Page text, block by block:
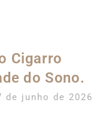
Cigarro
do Sono.
de junho de 2026